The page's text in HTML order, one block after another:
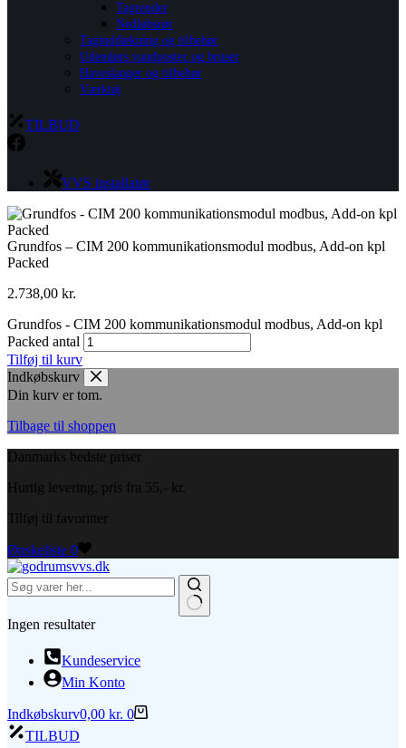
Tagrender
Nedløbsrør
Taginddækning og tilbehør
Udendørs vandposter og bruser
Haveslanger og tilbehør
Værktøj
TILBUD
VVS installatør
Grundfos – CIM 200 kommunikationsmodul modbus, Add-on kpl
Packed
2.738,00 kr.
Grundfos - CIM 200 kommunikationsmodul modbus, Add-on kpl
Packed antal
Tilføj til kurv
Indkøbskurv
Din kurv er tom.
Tilbage til shoppen
Danmarks bedste priser
Hurtig levering, pris fra 55,- kr.
Tilføj til favoritter
Ønskeliste 0
Ingen resultater
Kundeservice
Min Konto
Indkøbskurv0,00 kr. 0
TILBUD